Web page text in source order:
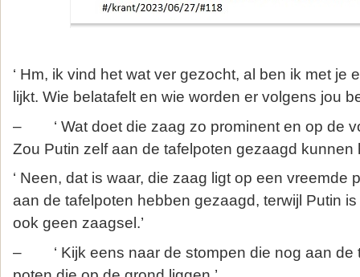
‘ Hm, ik vind het wat ver gezocht, al ben ik met je
lijkt. Wie belatafelt en wie worden er volgens jou
– ‘ Wat doet die zaag zo prominent en op de
Zou Putin zelf aan de tafelpoten gezaagd kunnen
‘ Neen, dat is waar, die zaag ligt op een vreemde
aan de tafelpoten hebben gezaagd, terwijl Putin
ook geen zaagsel.’
– ‘ Kijk eens naar de stompen die nog aan de